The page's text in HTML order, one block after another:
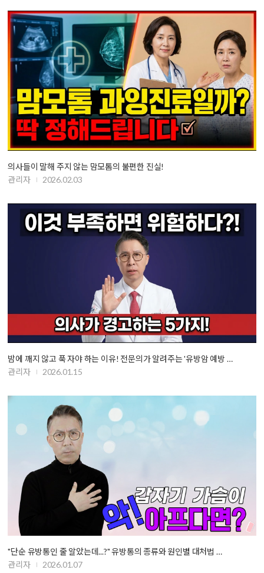
의사들이 말해 주지 않는 맘모톰의 불편한 진실!
관리자
2026.02.03
밤에 깨지 않고 푹 자야 하는 이유! 전문의가 알려주는 '유방암 예방 …
관리자
2026.01.15
"단순 유방통인 줄 알았는데...?" 유방통의 종류와 원인별 대처법 …
관리자
2026.01.07